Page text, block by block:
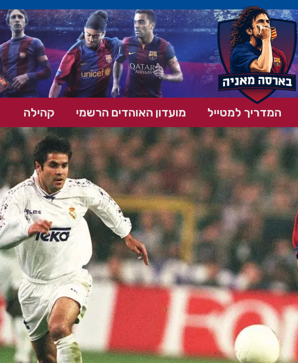
המדריך למטייל מועדון האוהדים הרשמי קהילה